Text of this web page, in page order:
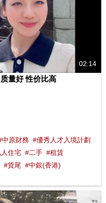
02:14
量好 性价比高
中原財務 #優秀人才入境計劃
住宅 #二手 #租賃
#貨尾 #中銀(香港)